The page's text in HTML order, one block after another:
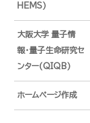
HEMS)
大阪大学 量子情
報・量子生命研究セ
ンター(QIQB)
ホームページ作成